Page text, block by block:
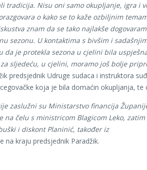
tradicija. Nisu oni samo okupljanje, igra i
o kako se to kaže ozbiljnim
znam da se tako najlakše
sezonu. U kontaktima s bivšim i
da je protekla sezona u cjelini bila
sljedeću, u cjelini, moramo još bolje
predsjednik Udruge sudaca i instruktora
koja je bila domaćin okupljanja, te
zaslužni su Ministarstvo financija
na čelu s ministricom Blagicom Leko, zatim
i diskont Planinić, također iz
na kraju predsjednik Paradžik.